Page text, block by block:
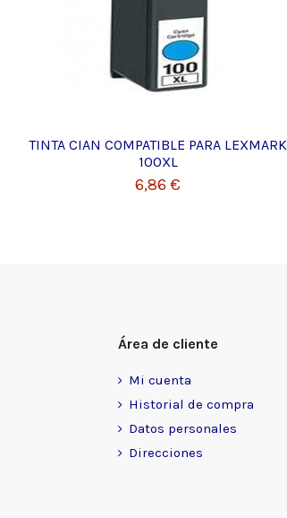
TINTA CIAN COMPATIBLE PARA LEXMARK
100XL
6,86 €
Área de cliente
Mi cuenta
Historial de compra
Datos personales
Direcciones